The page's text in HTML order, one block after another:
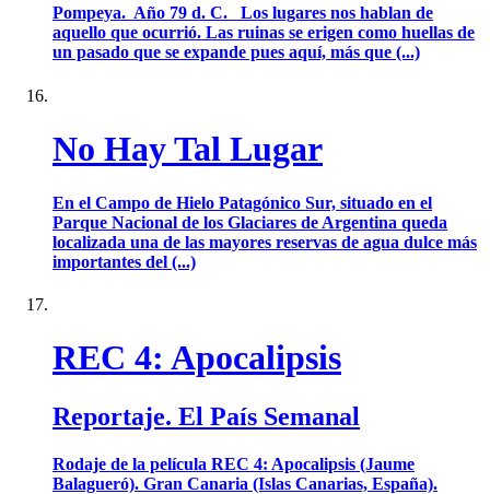
Pompeya. Año 79 d. C. Los lugares nos hablan de
aquello que ocurrió. Las ruinas se erigen como huellas de
un pasado que se expande pues aquí, más que (...)
No Hay Tal Lugar
En el Campo de Hielo Patagónico Sur, situado en el
Parque Nacional de los Glaciares de Argentina queda
localizada una de las mayores reservas de agua dulce más
importantes del (...)
REC 4: Apocalipsis
Reportaje. El País Semanal
Rodaje de la película REC 4: Apocalipsis (Jaume
Balagueró). Gran Canaria (Islas Canarias, España).